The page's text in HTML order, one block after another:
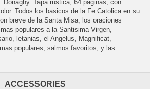
Tapa rustica, 64 paginas, con
Todos los basicos de la Fe Catolica en su
breve de la Santa Misa, los oraciones
populares a la Santisima Virgen,
letanias, el Angelus, Magnificat,
populares, salmos favoritos, y las
ACCESSORIES